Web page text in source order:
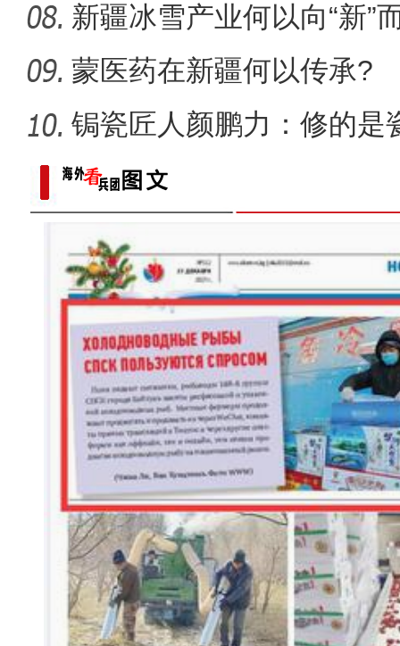
新疆冰雪产业何以向“新”
蒙医药在新疆何以传承?
锔瓷匠人颜鹏力：修的是